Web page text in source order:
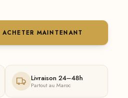
ACHETER MAINTENANT
Livraison 24–48h
Partout au Maroc